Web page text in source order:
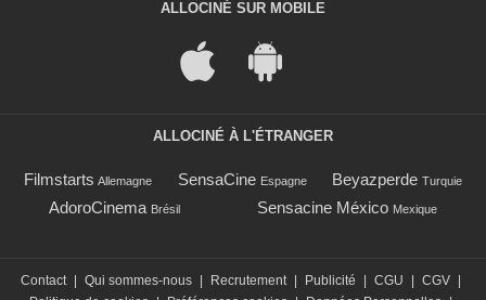
ALLOCINÉ SUR MOBILE
ALLOCINÉ À L'ÉTRANGER
Filmstarts Allemagne SensaCine Espagne Beyazperde Turquie
AdoroCinema Brésil Sensacine México Mexique
Contact | Qui sommes-nous | Recrutement | Publicité | CGU | CGV |